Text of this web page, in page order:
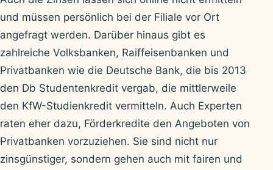
und müssen persönlich bei der Filiale vor Ort
angefragt werden. Darüber hinaus gibt es
zahlreiche Volksbanken, Raiffeisenbanken und
Privatbanken wie die Deutsche Bank, die bis 2013
den Db Studentenkredit vergab, die mittlerweile
den KfW-Studienkredit vermitteln. Auch Experten
raten eher dazu, Förderkredite den Angeboten von
Privatbanken vorzuziehen. Sie sind nicht nur
zinsgünstiger, sondern gehen auch mit fairen und